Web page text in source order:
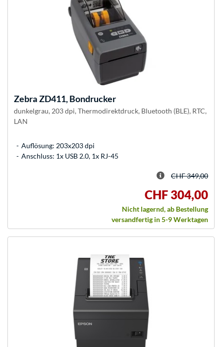
ZebraZD411, Bondrucker
dunkelgrau, 203 dpi, Thermodirektdruck, Bluetooth (BLE), RTC,
LAN
Auflösung: 203x203 dpi
Anschluss: 1x USB 2.0, 1x RJ-45
CHF 349,00
CHF 304,00
Nicht lagernd, ab Bestellung
versandfertig in 5-9 Werktagen